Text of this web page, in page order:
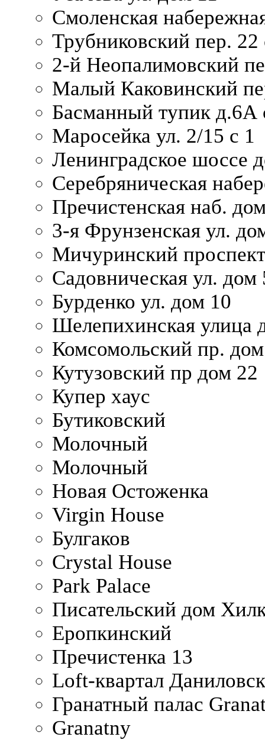
Смоленская
Трубниковский пер. 22
2-й Неопалимовский
Малый Каковинский
Басманный тупик д.6А
Маросейка ул. 2/15 с 1
Ленинградское шоссе
Серебряническая
Пречистенская наб.
3-я Фрунзенская ул.
Мичуринский
Садовническая ул. дом
Бурденко ул. дом 10
Шелепихинская улица
Комсомольский пр.
Кутузовский пр дом 22
Купер хаус
Бутиковский
Молочный
Молочный
Новая Остоженка
Virgin House
Булгаков
Crystal House
Park Palace
Писательский дом
Еропкинский
Пречистенка 13
Loft-квартал
Гранатный палас
Granatny